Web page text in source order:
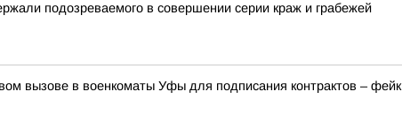
подозреваемого в совершении серии краж и грабежей
вызове в военкоматы Уфы для подписания контрактов – фейк